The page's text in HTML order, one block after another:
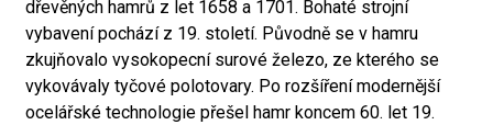
dřevěných hamrů z let 1658 a 1701. Bohaté strojní
vybavení pochází z 19. století. Původně se v hamru
zkujňovalo vysokopecní surové železo, ze kterého se
vykovávaly tyčové polotovary. Po rozšíření modernější
ocelářské technologie přešel hamr koncem 60. let 19.